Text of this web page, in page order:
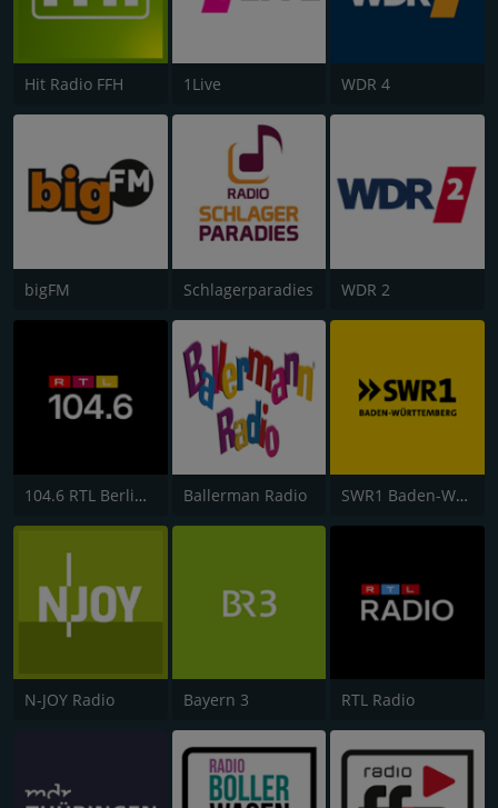
Hit Radio FFH 1Live WDR 4
bigFM Schlagerparadies WDR 2
104.6 RTL Berlins Hitradio Ballerman Radio SWR1 Baden-Württemberg
N-JOY Radio Bayern 3 RTL Radio